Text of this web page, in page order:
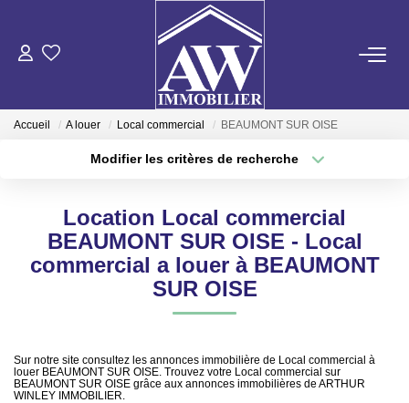
ACHETER
GESTION LOCATIVE
NOS AGENCES
ON RECRUTE !
Accueil A louer Local commercial BEAUMONT SUR OISE
Modifier les critères de recherche
Sélectionnez...
Type de bien
Surface min
Location Local commercial
BEAUMONT SUR OISE - Local
commercial a louer à BEAUMONT
SUR OISE
Sur notre site consultez les annonces immobilière de Local commercial à
louer BEAUMONT SUR OISE. Trouvez votre Local commercial sur
BEAUMONT SUR OISE grâce aux annonces immobilières de ARTHUR
WINLEY IMMOBILIER.